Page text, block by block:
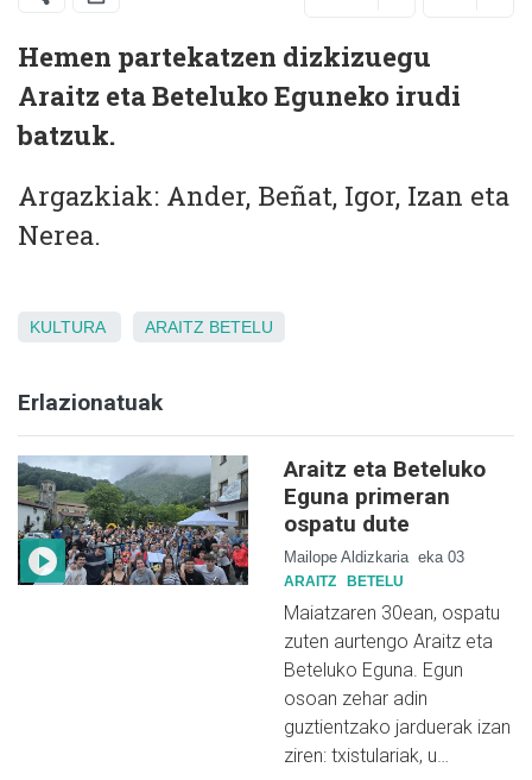
Hemen partekatzen dizkizuegu
Araitz eta Beteluko Eguneko irudi
batzuk.
Argazkiak: Ander, Beñat, Igor, Izan eta
Nerea.
KULTURA ARAITZ BETELU
Erlazionatuak
Araitz eta Beteluko
Eguna primeran
ospatu dute
Mailope Aldizkaria eka 03
ARAITZ BETELU
Maiatzaren 30ean, ospatu
zuten aurtengo Araitz eta
Beteluko Eguna. Egun
osoan zehar adin
guztientzako jarduerak izan
ziren: txistulariak, u…